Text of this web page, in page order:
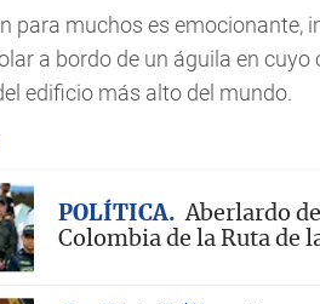
para muchos es emocionante,
a bordo de un águila en
edificio más alto del mundo.
POLÍTICA
Aberlardo
Colombia de la Ruta de